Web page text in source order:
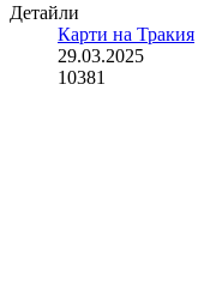
Детайли
Карти на Тракия
29.03.2025
10381